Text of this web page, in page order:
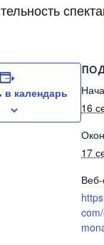
в календарь
16
17
Веб-